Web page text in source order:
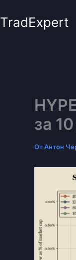
TradExpert
за
ОтАнтон